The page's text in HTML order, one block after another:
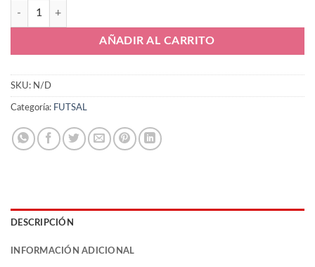
Munich Continental V2 4104057 cantidad
AÑADIR AL CARRITO
SKU: N/D
Categoría: FUTSAL
DESCRIPCIÓN
INFORMACIÓN ADICIONAL